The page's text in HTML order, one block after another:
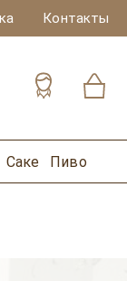
Контакты
Саке Пиво